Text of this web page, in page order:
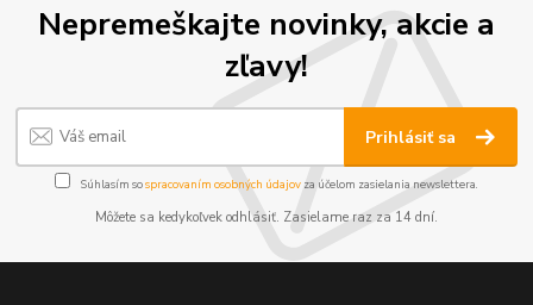
Nepremeškajte novinky, akcie a
zľavy!
Prihlásiť sa
Súhlasím sospracovaním osobných údajov za účelom zasielania newslettera.
Môžete sa kedykoľvek odhlásiť. Zasielame raz za 14 dní.